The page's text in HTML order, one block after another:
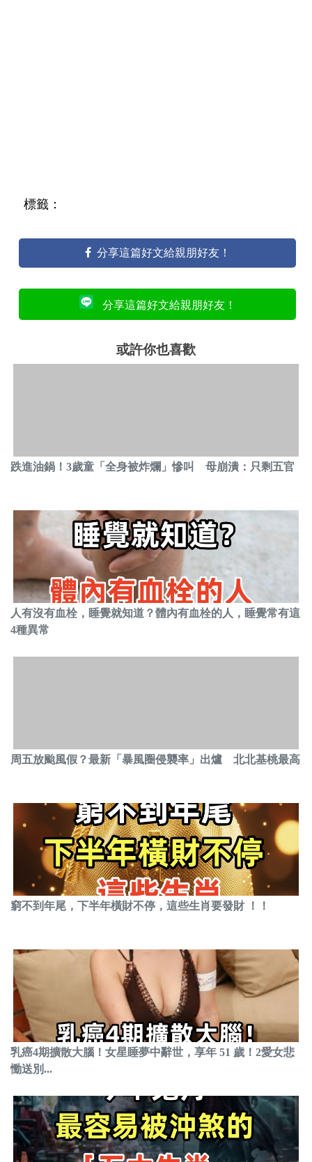
標籤：
分享這篇好文給親朋好友！
分享這篇好文給親朋好友！
或許你也喜歡
跌進油鍋！3歲童「全身被炸爛」慘叫 母崩潰：只剩五官
人有沒有血栓，睡覺就知道？體內有血栓的人，睡覺常有這
4種異常
周五放颱風假？最新「暴風圈侵襲率」出爐 北北基桃最高
窮不到年尾，下半年橫財不停，這些生肖要發財 ！！
乳癌4期擴散大腦！女星睡夢中辭世，享年 51 歲！2愛女悲
慟送別...